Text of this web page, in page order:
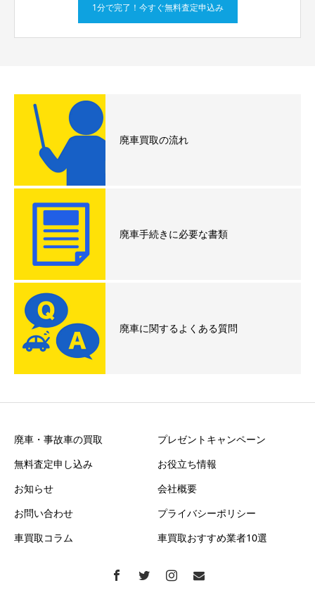
1分で完了！今すぐ無料査定申込み
廃車買取の流れ
廃車手続きに必要な書類
廃車に関するよくある質問
廃車・事故車の買取
プレゼントキャンペーン
無料査定申し込み
お役立ち情報
お知らせ
会社概要
お問い合わせ
プライバシーポリシー
車買取コラム
車買取おすすめ業者10選